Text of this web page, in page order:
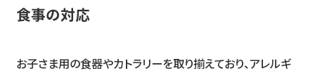
食事の対応
お子さま用の食器やカトラリーを取り揃えており、アレルギ